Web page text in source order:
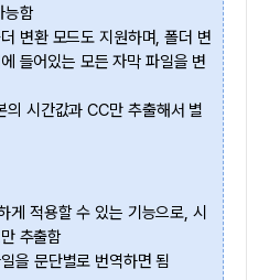
능함
변환 모드도 지원하며, 폴더 변
들어있는 모든 자막 파일을 변
시간값과 CC만 추출해서 별
적용할 수 있는 기능으로, 시
추출함
을 문단별로 번역하면 됨